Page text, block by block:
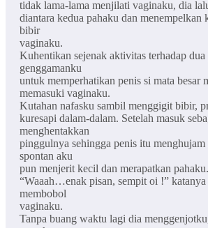
tidak lama-lama menjilati vaginaku, dia
diantara kedua pahaku dan menempelkan
bibir
vaginaku.
Kuhentikan sejenak aktivitas terhadap dua
genggamanku
untuk memperhatikan penis si mata besar
memasuki vaginaku.
Kutahan nafasku sambil menggigit bibir,
kuresapi dalam-dalam. Setelah masuk
menghentakkan
pinggulnya sehingga penis itu menghujam
spontan aku
pun menjerit kecil dan merapatkan pahaku.
“Waaah…enak pisan, sempit oi !” katanya
membobol
vaginaku.
Tanpa buang waktu lagi dia